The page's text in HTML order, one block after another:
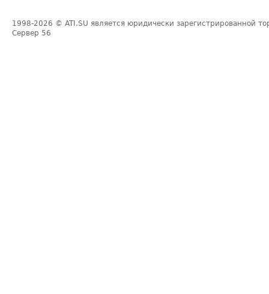
1998-2026 © ATI.SU является юридически зарегистрированной
Сервер 56